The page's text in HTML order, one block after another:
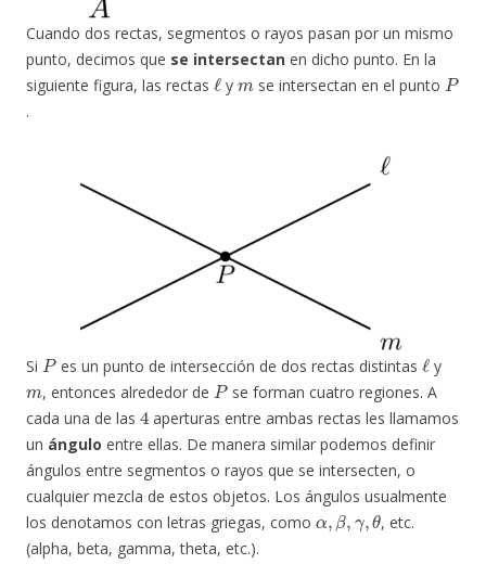
Cuando dos rectas, segmentos o rayos pasan por un mismo
punto, decimos que se intersectan en dicho punto. En la
siguiente figura, las rectas
ℓ
y
m
se intersectan en el punto
P
.
Si
P
es un punto de intersección de dos rectas distintas
ℓ
y
m
, entonces alrededor de
P
se forman cuatro regiones. A
cada una de las
4
aperturas entre ambas rectas les llamamos
un ángulo entre ellas. De manera similar podemos definir
ángulos entre segmentos o rayos que se intersecten, o
cualquier mezcla de estos objetos. Los ángulos usualmente
los denotamos con letras griegas, como
α,β,γ, θ
, etc.
(alpha, beta, gamma, theta, etc.).